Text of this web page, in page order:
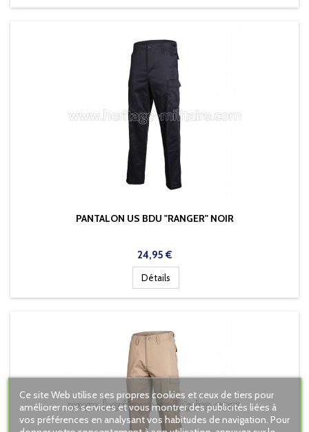
PANTALON US BDU "RANGER" NOIR
Prix
24,95 €
Détails
Ce site Web utilise ses propres cookies et ceux de tiers pour
améliorer nos services et vous montrer des publicités liées à
vos préférences en analysant vos habitudes de navigation. Pour